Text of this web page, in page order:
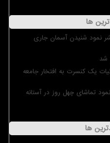
ها
نمود شنیدن آسمان جاری
شد
یک کنسرت به افتخار جامعه
تماشای چهل روز در آستانه
ها